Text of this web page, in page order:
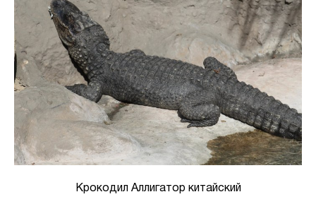
Крокодил Аллигатор китайский